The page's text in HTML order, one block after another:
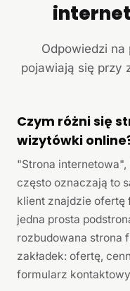
Odpowiedzi
pojawiają się przy
Czym różni się
wizytówki
"Strona
często oznaczają to
klient znajdzie
jedna prosta
rozbudowana strona
zakładek: ofertę,
formularz